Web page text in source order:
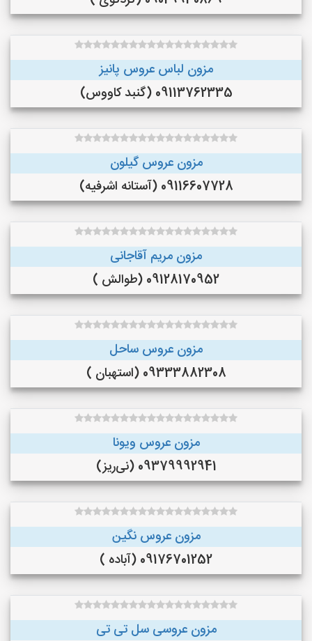
مزون لباس عروس پانیز
09113762335 (گنبد کاووس)
مزون عروس گیلون
09116607728 (آستانه اشرفیه)
مزون مریم آقاجانی
09128170952 (طوالش )
مزون عروس ساحل
09333882308 (استهبان )
مزون عروس ویونا
09379992941 (نی‌ریز)
مزون عروس نگین
09176701252 (آباده )
مزون عروسی سل تی تی